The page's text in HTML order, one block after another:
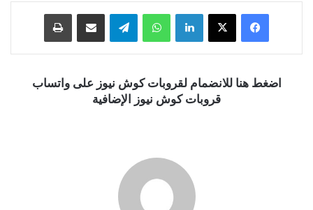
فيسبوك ‫X لينكدإن واتساب تيلقرام
اضغط هنا للانضمام لقروبات كوش نيوز على واتساب
قروبات كوش نيوز الإضافية